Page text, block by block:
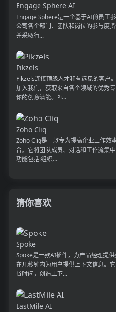
Engage Sphere AI
Engage Sphere是一个基于AI的员工
公司各个部门、团队和岗位的参与度,
并采取行...
Pikzels
Pikzels连接顶级人才和有远见的客户
加入我们，获取来自各个领域的优秀
你的创意潜能。Pi...
Zoho Cliq
Zoho Cliq是一款专为提高企业工作效
台。它将团队成员、对话和工作流集
功能包括:组织...
猜你喜欢
Spoke
Spoke是一款AI插件，为产品经理提
在几秒钟内为用户提供上下文信息。
省时间，创造上下...
LastMile AI